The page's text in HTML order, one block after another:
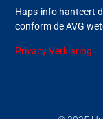
Haps-info hanteert
conform de AVG
Privacy Verklaring